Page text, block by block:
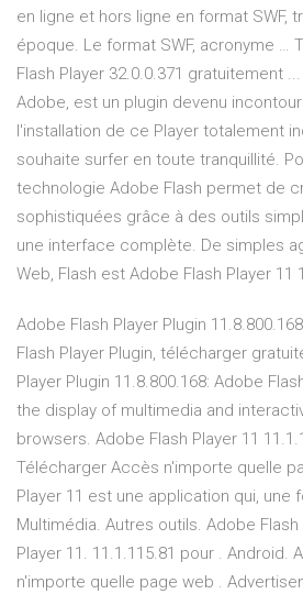
en ligne et hors ligne en format SWF,
époque. Le format SWF, acronyme …
Flash Player 32.0.0.371 gratuitement
Adobe, est un plugin devenu
l'installation de ce Player totalement
souhaite surfer en toute tranquillité.
technologie Adobe Flash permet de
sophistiquées grâce à des outils
une interface complète. De simples
Web, Flash est Adobe Flash Player 11
Adobe Flash Player Plugin
Flash Player Plugin, télécharger
Player Plugin 11.8.800.168: Adobe
the display of multimedia and
browsers. Adobe Flash Player 11
Télécharger Accès n'importe quelle
Player 11 est une application qui, une
Multimédia. Autres outils. Adobe
Player 11. 11.1.115.81 pour . Android.
n'importe quelle page web .